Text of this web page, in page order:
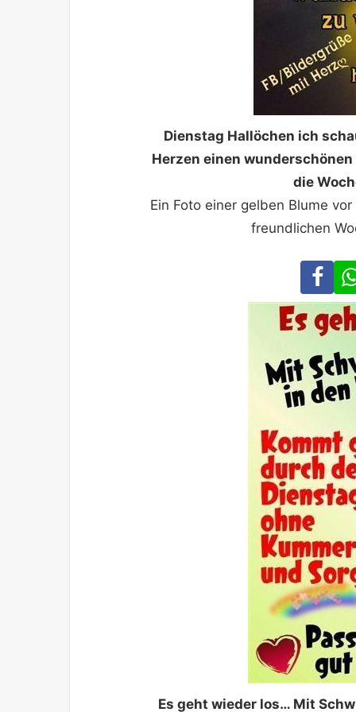
Dienstag Hallöchen ich
Herzen einen
die
Ein Foto einer gelben Blume
freundlichen
Es geht wieder los… Mit